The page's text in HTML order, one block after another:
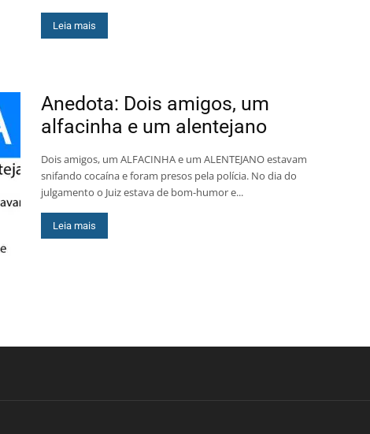
Leia mais
Anedota: Dois amigos, um
alfacinha e um alentejano
Dois amigos, um ALFACINHA e um ALENTEJANO estavam
snifando cocaína e foram presos pela polícia. No dia do
julgamento o Juiz estava de bom-humor e...
Leia mais